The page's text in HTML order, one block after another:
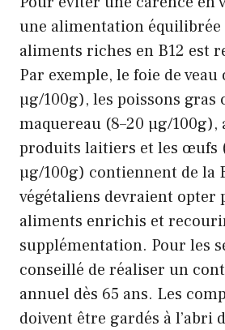
une alimentation
aliments riches en B12 est
Par exemple, le foie de
µg/100g), les poissons gras
maquereau (8–20 µg/100g),
produits laitiers et les œufs
µg/100g) contiennent de la
végétaliens devraient opter
aliments enrichis et
supplémentation. Pour les
conseillé de réaliser un
annuel dès 65 ans. Les
doivent être gardés à l’abri